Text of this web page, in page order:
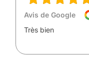
Avis de Google
Très bien